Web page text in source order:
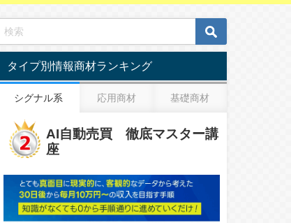
タイプ別情報商材ランキング
シグナル系 応用商材 基礎商材
AI自動売買 徹底マスター講
座